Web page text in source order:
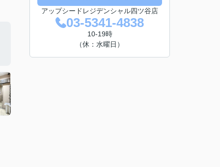
アップシードレジデンシャル四ツ谷店
03-5341-4838
10-19時
（休：水曜日）